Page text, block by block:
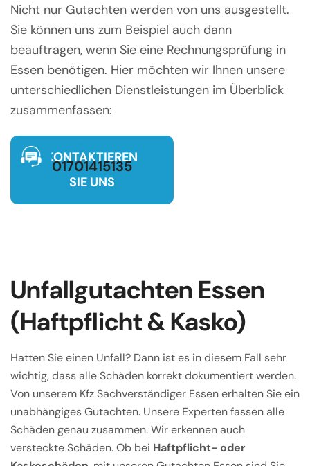
Nicht nur Gutachten werden von uns ausgestellt.
Sie können uns zum Beispiel auch dann
beauftragen, wenn Sie eine Rechnungsprüfung in
Essen benötigen. Hier möchten wir Ihnen unsere
unterschiedlichen Dienstleistungen im Überblick
zusammenfassen:
KONTAKTIEREN
SIE UNS
01701415135
Unfallgutachten Essen
(Haftpflicht & Kasko)
Hatten Sie einen Unfall? Dann ist es in diesem Fall sehr
wichtig, dass alle Schäden korrekt dokumentiert werden.
Von unserem Kfz Sachverständiger Essen erhalten Sie ein
unabhängiges Gutachten. Unsere Experten fassen alle
Schäden genau zusammen. Wir erkennen auch
versteckte Schäden. Ob bei Haftpflicht- oder